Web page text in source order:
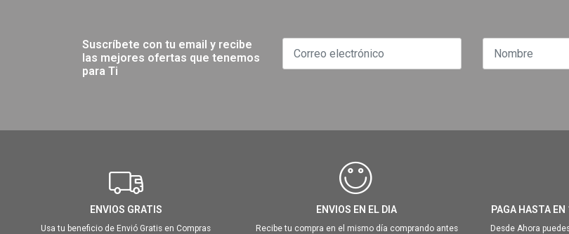
Suscríbete con tu email y recibe
las mejores ofertas que tenemos
para Ti
ENVIOS GRATIS
Usa tu beneficio de Envió Gratis en Compras
ENVIOS EN EL DIA
Recibe tu compra en el mismo día comprando antes
PAGA HASTA
Desde Ahora